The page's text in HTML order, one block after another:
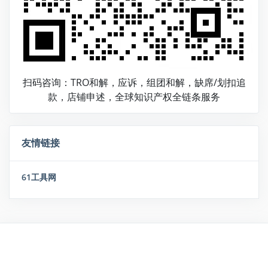
扫码咨询：TRO和解，应诉，组团和解，缺席/划扣追
款，店铺申述，全球知识产权全链条服务
友情链接
61工具网